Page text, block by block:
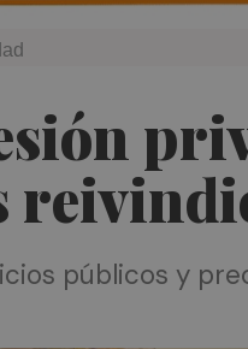
públicos y